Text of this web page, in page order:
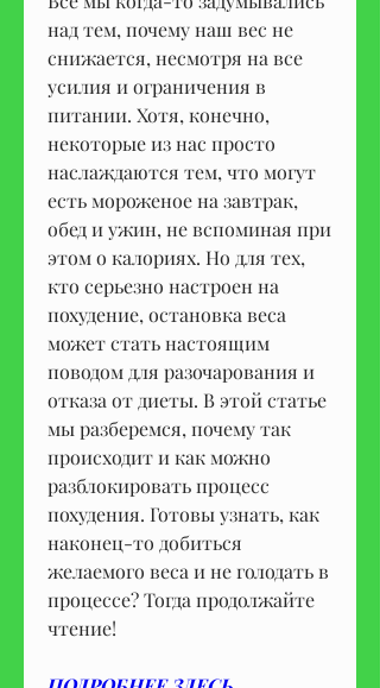
над тем, почему наш вес не
снижается, несмотря на все
усилия и ограничения в
питании. Хотя, конечно,
некоторые из нас просто
наслаждаются тем, что могут
есть мороженое на завтрак,
обед и ужин, не вспоминая при
этом о калориях. Но для тех,
кто серьезно настроен на
похудение, остановка веса
может стать настоящим
поводом для разочарования и
отказа от диеты. В этой статье
мы разберемся, почему так
происходит и как можно
разблокировать процесс
похудения. Готовы узнать, как
наконец-то добиться
желаемого веса и не голодать в
процессе? Тогда продолжайте
чтение!